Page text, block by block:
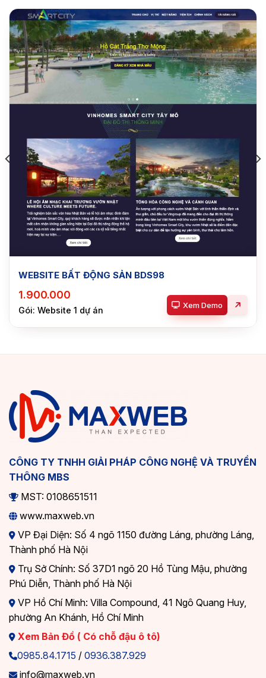
WEBSITE BẤT ĐỘNG SẢN BDS98
1.900.000
Gói: Website 1 dự án Xem Demo
CÔNG TY TNHH GIẢI PHÁP CÔNG NGHỆ VÀ TRUYỀN
THÔNG MBS
MST: 0108651511
www.maxweb.vn
VP Đại Diện: Số 4 ngõ 1150 đường Láng, phường Láng,
Thành phố Hà Nội
Trụ Sở Chính: Số 37D1 ngõ 20 Hồ Tùng Mậu, phường
Phú Diễn, Thành phố Hà Nội
VP Hồ Chí Minh: Villa Compound, 41 Ngô Quang Huy,
phường An Khánh, Hồ Chí Minh
Xem Bản Đồ ( Có chỗ đậu ô tô)
0985.84.1715 / 0936.387.929
info@maxweb.vn